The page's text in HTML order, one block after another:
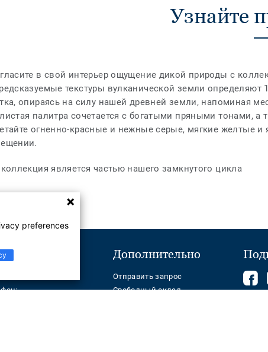
Узнайте
в свой интерьер ощущение дикой природы с
текстуры вулканической земли
опираясь на силу нашей древней земли, напоминая
палитра сочетается с богатыми пряными тонами,
огненно-красные и нежные серые, мягкие желтые
является частью нашего замкнутого цикла
Дополнительно
Отправить запрос
Свободный склад
preferences